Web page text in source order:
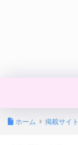
ホーム 掲載サイト